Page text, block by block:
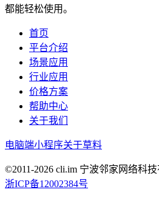
都能轻松使用。
首页
平台介绍
场景应用
行业应用
价格方案
帮助中心
关于我们
电脑端小程序关于草料
©2011-2026 cli.im 宁波邻家网络科技
浙ICP备12002384号